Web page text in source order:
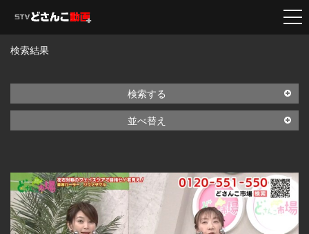
検索結果
検索する
並べ替え